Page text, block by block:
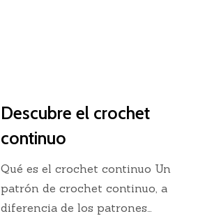
Descubre el crochet
continuo
Qué es el crochet continuo Un
patrón de crochet continuo, a
diferencia de los patrones…